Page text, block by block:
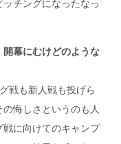
チングになったなっ
幕にむけどのような
戦も新人戦も投げら
悔しさというのも人
に向けてのキャンプ